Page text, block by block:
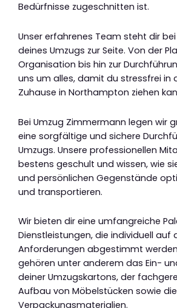
Bedürfnisse zugeschnitten ist.
Unser erfahrenes Team steht dir
deines Umzugs zur Seite. Von der
Organisation bis hin zur
uns um alles, damit du stressfrei in
Zuhause in Northampton ziehen
Bei Umzug Zimmermann legen wir
eine sorgfältige und sichere
Umzugs. Unsere professionellen
bestens geschult und wissen, wie
und persönlichen Gegenstände
und transportieren.
Wir bieten dir eine umfangreiche
Dienstleistungen, die individuell auf
Anforderungen abgestimmt
gehören unter anderem das Ein-
deiner Umzugskartons, der
Aufbau von Möbelstücken sowie
Verpackungsmaterialien.